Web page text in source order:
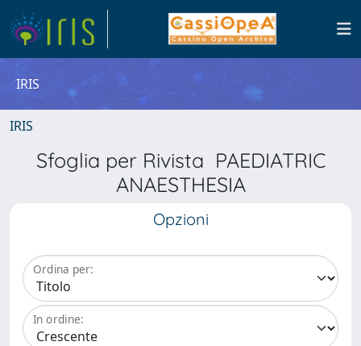
IRIS
IRIS
Sfoglia per Rivista PAEDIATRIC
ANAESTHESIA
Opzioni
Ordina per:
In ordine: